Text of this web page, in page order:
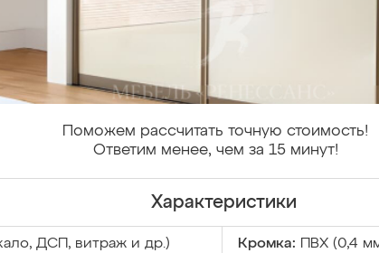
Поможем рассчитать точную стоимость!
Ответим менее, чем за 15 минут!
Характеристики
ДСП, витраж и др.) Кромка: ПВХ (0,4